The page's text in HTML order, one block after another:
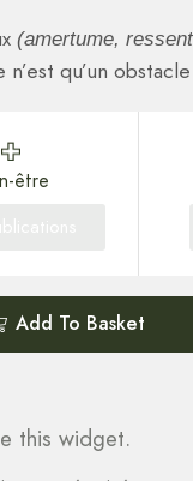
(amertume,
qu’un
être
Add To Basket
this widget.